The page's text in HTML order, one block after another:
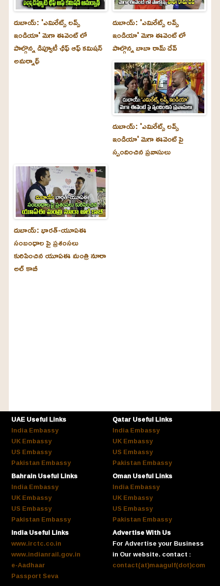
దుబాయ్‌: 'ఎమిరేట్స్ లవ్స్
ఇండియా' మెగా ఈవెంట్ లో
పాల్గొన్న డిప్యూటీ ఛీఫ్ ఆఫ్ కమిషన్
అమర్నాథ్
దుబాయ్‌: 'ఎమిరేట్స్ లవ్స్
ఇండియా' మెగా ఈవెంట్ లో
పాల్గొన్న బాబా రామ్ దేవ్
దుబాయ్‌: 'ఎమిరేట్స్ లవ్స్
ఇండియా' మెగా ఈవెంట్ పై
స్పందించిన ప్రవాసులు
దుబాయ్‌: భారత్-యూఏఈ
సంబంధాల పై ప్రశంసలు
కురిపించిన యూఏఈ మంత్రి నూరా
అల్‌ కాబీ
UAE Useful Links
India Embassy
UK Embassy
US Embassy
Pakistan Embassy
Qatar Useful Links
India Embassy
UK Embassy
US Embassy
Pakistan Embassy
Bahrain Useful Links
India Embassy
UK Embassy
US Embassy
Pakistan Embassy
Oman Useful Links
India Embassy
UK Embassy
US Embassy
Pakistan Embassy
India Useful Links
www.irctc.co.in
www.indianrail.gov.in
e-Aadhaar
Passport Seva
Advertise With Us
For Advertise your Business
in Our website. contact :
contact(at)maagulf(dot)com